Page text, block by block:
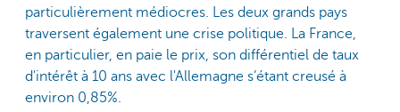
particulièrement médiocres. Les deux grands pays
traversent également une crise politique. La France,
en particulier, en paie le prix, son différentiel de taux
d'intérêt à 10 ans avec l'Allemagne s’étant creusé à
environ 0,85%.